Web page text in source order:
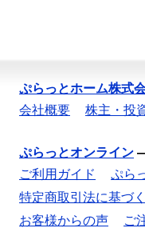
ぷらっとホーム株式
会社概要
株主・投
ぷらっとオンライン
ご利用ガイド
ぷら
特定商取引法に基づ
お客様からの声
ご